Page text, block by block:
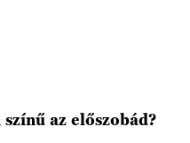
az előszobád?